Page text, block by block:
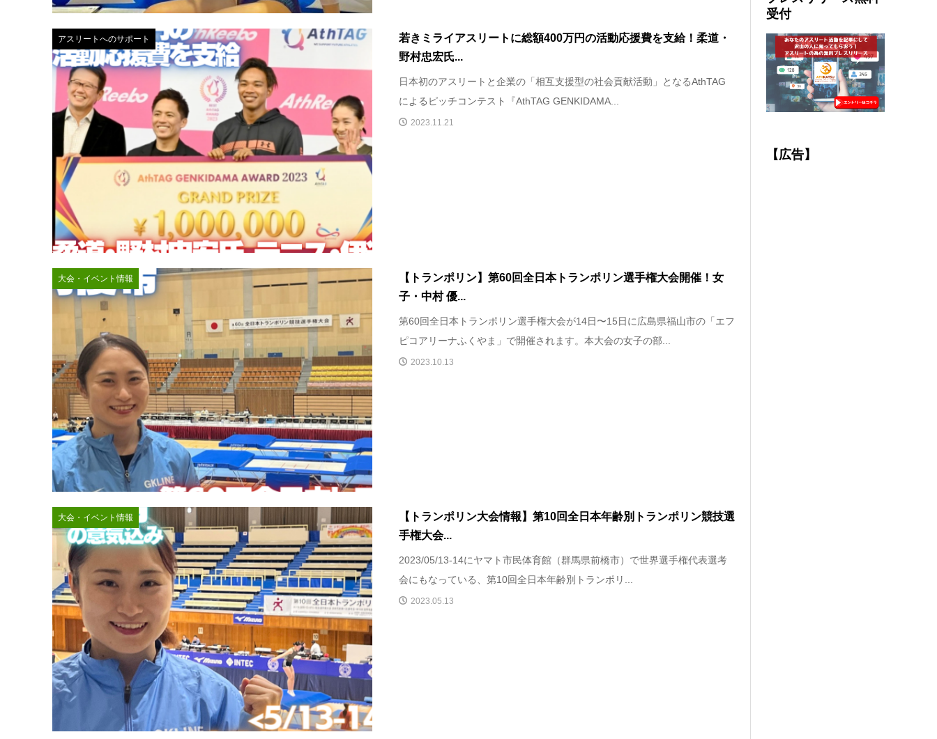
アスリートへのサポート
若きミライアスリートに総額400万円の活動応援費を支給！柔道・
野村忠宏氏...
日本初のアスリートと企業の「相互支援型の社会貢献活動」となるAthTAG
によるピッチコンテスト『AthTAG GENKIDAMA...
2023.11.21
大会・イベント情報
【トランポリン】第60回全日本トランポリン選手権大会開催！女
子・中村 優...
第60回全日本トランポリン選手権大会が14日〜15日に広島県福山市の「エフ
ピコアリーナふくやま」で開催されます。本大会の女子の部...
2023.10.13
大会・イベント情報
【トランポリン大会情報】第10回全日本年齢別トランポリン競技選
手権大会...
2023/05/13-14にヤマト市民体育館（群馬県前橋市）で世界選手権代表選考
会にもなっている、第10回全日本年齢別トランポリ...
2023.05.13
受付
【広告】